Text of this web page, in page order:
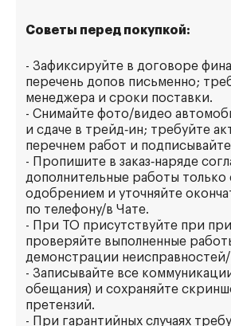
Советы перед покупкой:
- Зафиксируйте в договоре
перечень допов письменно;
менеджера и сроки поставки.
- Снимайте фото/видео
и сдаче в трейд‑ин; требуйте
перечнем работ и
- Пропишите в заказ‑наряде
дополнительные работы только
одобрением и уточняйте
по телефону/в Чате.
- При ТО присутствуйте при
проверяйте выполненные
демонстрации
- Записывайте все
обещания) и сохраняйте
претензий.
- При гарантийных случаях